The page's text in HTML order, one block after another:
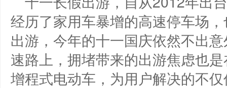
经历了家用车暴增的高速停车场
出游，今年的十一国庆依然不出
速路上，拥堵带来的出游焦虑也
增程式电动车，为用户解决的不